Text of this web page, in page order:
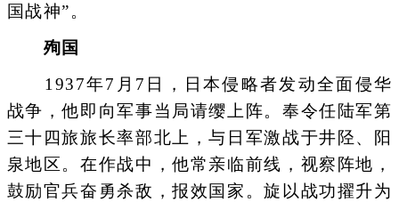
国战神”。
殉国
1937年7月7日，日本侵略者发动全面侵华
战争，他即向军事当局请缨上阵。奉令任陆军第
三十四旅旅长率部北上，与日军激战于井陉、阳
泉地区。在作战中，他常亲临前线，视察阵地，
鼓励官兵奋勇杀敌，报效国家。旋以战功擢升为